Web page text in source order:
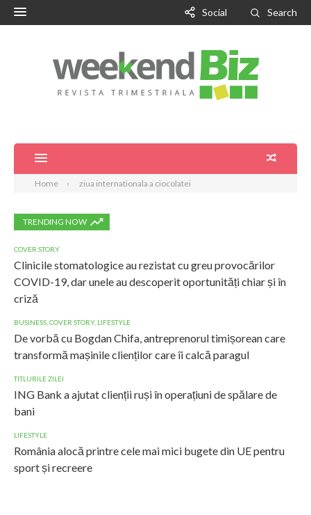
Social Search
Home ziua internationala a ciocolatei
TRENDING NOW
COVER STORY
Clinicile stomatologice au rezistat cu greu provocărilor
COVID-19, dar unele au descoperit oportunități chiar și în
criză
BUSINESS COVER STORY, LIFESTYLE
De vorbă cu Bogdan Chifa, antreprenorul timișorean care
transformă mașinile clienților care îi calcă paragul
TITLURILE ZILEI
ING Bank a ajutat clienții ruși în operațiuni de spălare de
bani
LIFESTYLE
România alocă printre cele mai mici bugete din UE pentru
sport și recreere